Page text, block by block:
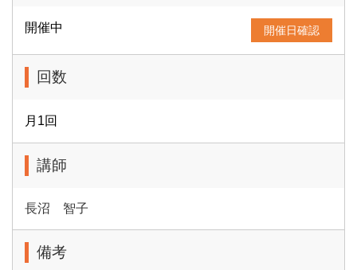
開催中 開催日確認
回数
月1回
講師
長沼 智子
備考